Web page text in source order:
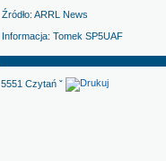
Źródło: ARRL News
Informacja: Tomek SP5UAF
5551 Czytań ˇ